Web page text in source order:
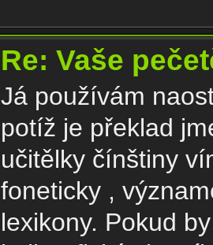
Re: Vaše
Já používám
potíž je překlad
učitělky čínštiny
foneticky ,
lexikony. Pokud